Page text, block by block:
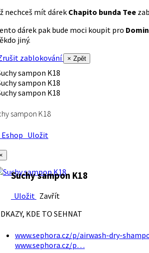
nechceš mít dárek Chapito bunda Tee
dárek pak bude moci koupit pro
jiný.
zablokování
× Zpět
sampon K18
Uložit
Suchy sampon K18
Uložit Zavřít
KDE TO SEHNAT
www.sephora.cz/p/airwash-dry-
www.sephora.cz/p…